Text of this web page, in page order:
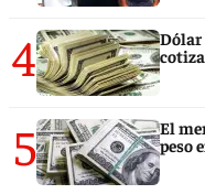
4
Dólar
5
El
peso